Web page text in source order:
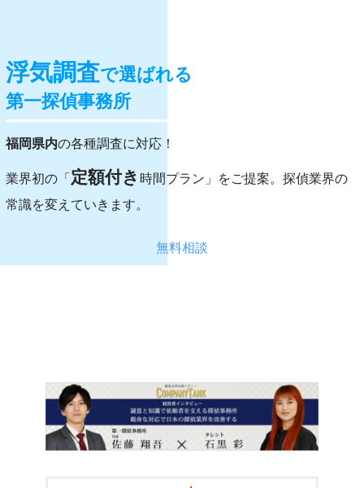
浮気調査で選ばれる
第一探偵事務所
福岡県内の各種調査に対応！
業界初の「 定額付き 時間プラン」をご提案。探偵業界の
常識を変えていきます。
無料相談